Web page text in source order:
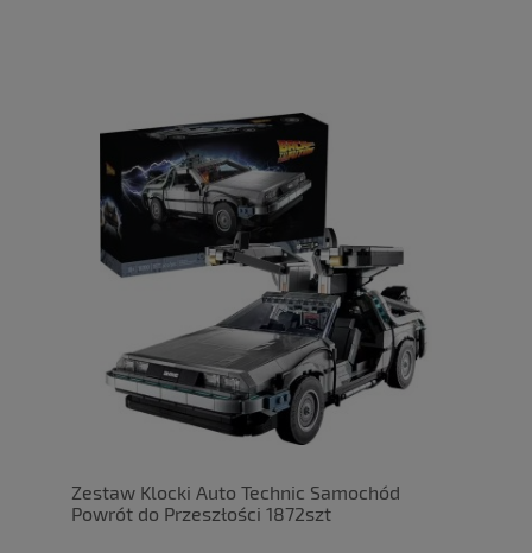
Zestaw Klocki Auto Technic Samochód
Powrót do Przeszłości 1872szt